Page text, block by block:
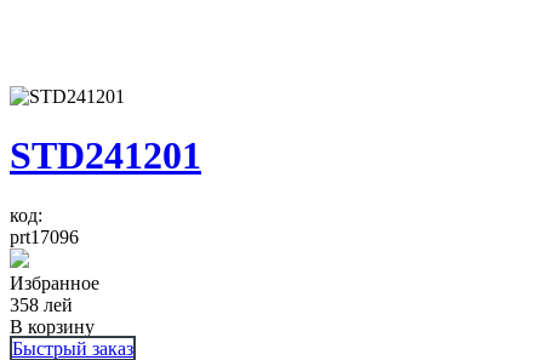
STD241201
код:
prt17096
Избранное
358 лей
В корзину
Быстрый заказ